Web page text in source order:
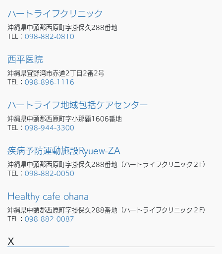
ハートライフクリニック
沖縄県中頭郡西原町字掛保久288番地
TEL： 098-882-0810
西平医院
沖縄県宜野湾市赤道2丁目2番2号
TEL： 098-896-1116
ハートライフ地域包括ケアセンター
沖縄県中頭郡西原町字小那覇1606番地
TEL： 098-944-3300
疾病予防運動施設Ryuew-ZA
沖縄県中頭郡西原町字掛保久288番地（ハートライフクリニック２F）
TEL： 098-882-0050
Healthy cafe ohana
沖縄県中頭郡西原町字掛保久288番地（ハートライフクリニック２F）
TEL： 098-882-0087
X